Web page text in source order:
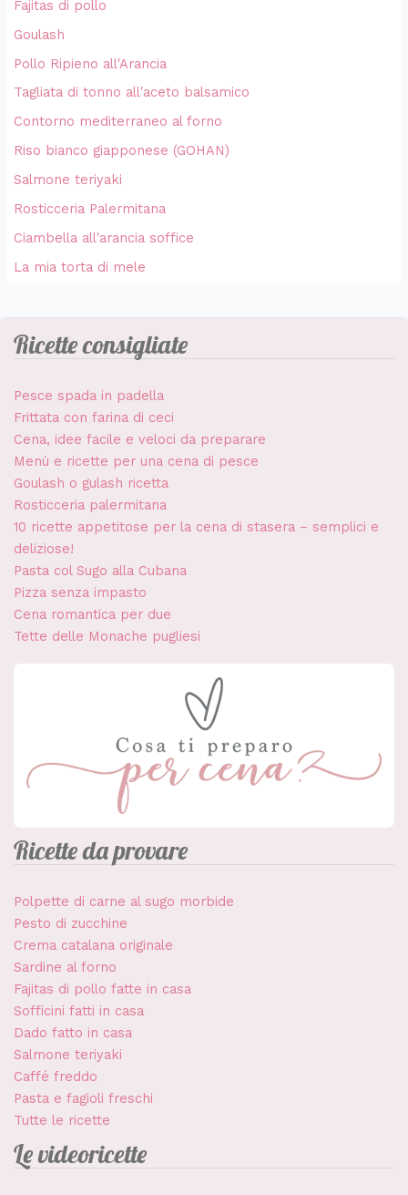
Fajitas di pollo
Goulash
Pollo Ripieno all'Arancia
Tagliata di tonno all'aceto balsamico
Contorno mediterraneo al forno
Riso bianco giapponese (GOHAN)
Salmone teriyaki
Rosticceria Palermitana
Ciambella all'arancia soffice
La mia torta di mele
Ricette consigliate
Pesce spada in padella
Frittata con farina di ceci
Cena, idee facile e veloci da preparare
Menù e ricette per una cena di pesce
Goulash o gulash ricetta
Rosticceria palermitana
10 ricette appetitose per la cena di stasera – semplici e
deliziose!
Pasta col Sugo alla Cubana
Pizza senza impasto
Cena romantica per due
Tette delle Monache pugliesi
Ricette da provare
Polpette di carne al sugo morbide
Pesto di zucchine
Crema catalana originale
Sardine al forno
Fajitas di pollo fatte in casa
Sofficini fatti in casa
Dado fatto in casa
Salmone teriyaki
Caffé freddo
Pasta e fagioli freschi
Tutte le ricette
Le videoricette